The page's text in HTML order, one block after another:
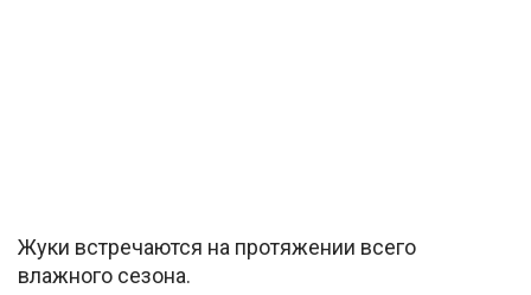
Жуки встречаются на протяжении всего
влажного сезона.